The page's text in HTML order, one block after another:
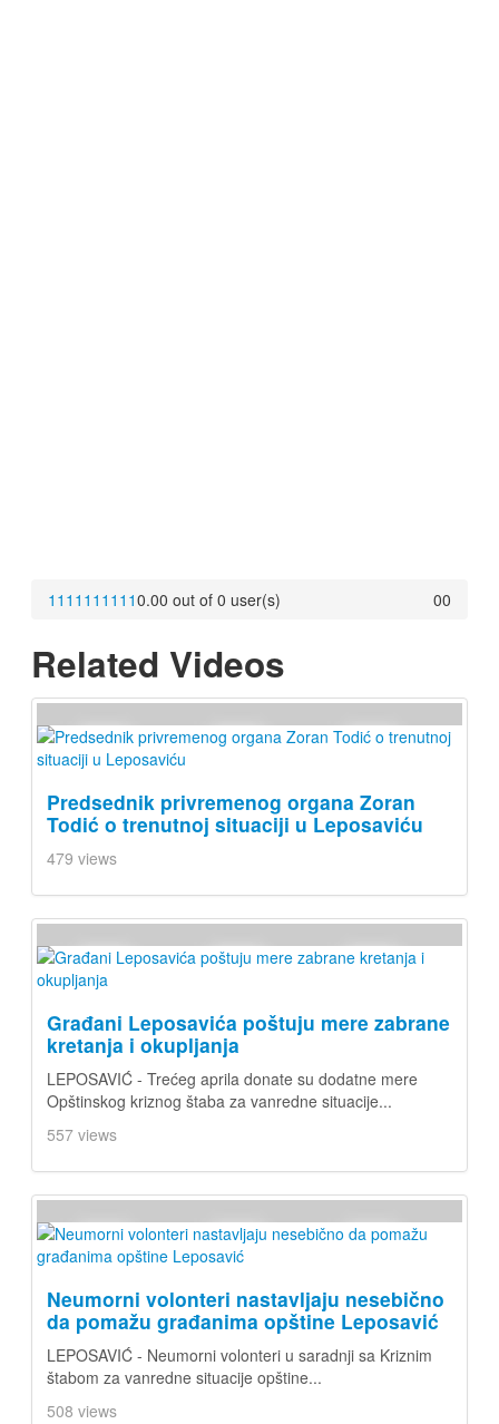
1 1 1 1 1 1 1 1 1 10.00 out of 0 user(s) 00
Related Videos
Predsednik privremenog organa Zoran
Todić o trenutnoj situaciji u Leposaviću
479 views
Građani Leposavića poštuju mere zabrane
kretanja i okupljanja
LEPOSAVIĆ - Trećeg aprila donate su dodatne mere
Opštinskog kriznog štaba za vanredne situacije...
557 views
Neumorni volonteri nastavljaju nesebično
da pomažu građanima opštine Leposavić
LEPOSAVIĆ - Neumorni volonteri u saradnji sa Kriznim
štabom za vanredne situacije opštine...
508 views